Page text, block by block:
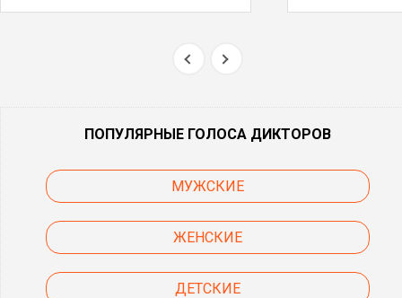
ПОПУЛЯРНЫЕ ГОЛОСА ДИКТОРОВ
МУЖСКИЕ
ЖЕНСКИЕ
ДЕТСКИЕ